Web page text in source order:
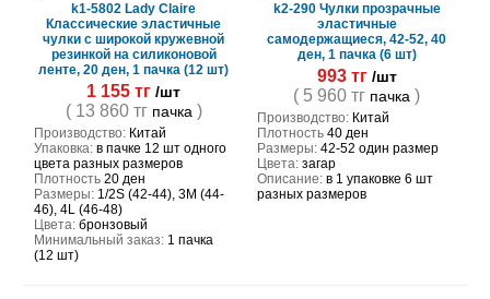
k1-5802 Lady Claire
Классические эластичные
чулки с широкой кружевной
резинкой на силиконовой
ленте, 20 ден, 1 пачка (12 шт)
1 155 тг /шт
( 13 860 тг пачка )
Производство:Китай
Упаковка:в пачке 12 шт одного
цвета разных размеров
Плотность20 ден
Размеры:1/2S (42-44), 3M (44-
46), 4L (46-48)
Цвета:бронзовый
Минимальный заказ:1 пачка
(12 шт)
k2-290 Чулки прозрачные
эластичные
самодержащиеся, 42-52, 40
ден, 1 пачка (6 шт)
993 тг /шт
( 5 960 тг пачка )
Производство:Китай
Плотность40 ден
Размеры:42-52 один размер
Цвета:загар
Описание:в 1 упаковке 6 шт
разных размеров